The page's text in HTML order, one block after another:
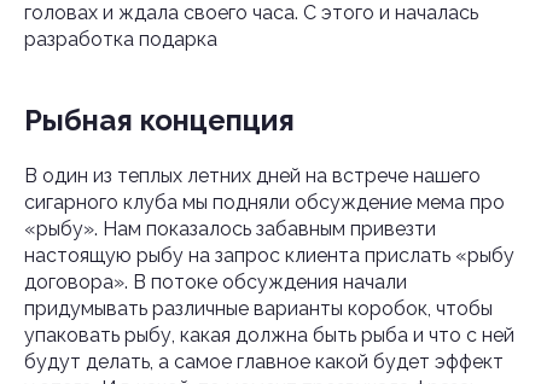
головах и ждала своего часа. С этого и началась
разработка подарка
Рыбная концепция
В один из теплых летних дней на встрече нашего
сигарного клуба мы подняли обсуждение мема про
«рыбу». Нам показалось забавным привезти
настоящую рыбу на запрос клиента прислать «рыбу
договора». В потоке обсуждения начали
придумывать различные варианты коробок, чтобы
упаковать рыбу, какая должна быть рыба и что с ней
будут делать, а самое главное какой будет эффект